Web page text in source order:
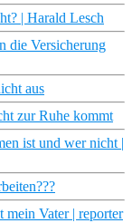
| Harald Lesch
die Versicherung
aus
zur Ruhe kommt
ist und wer nicht |
mein Vater | reporter